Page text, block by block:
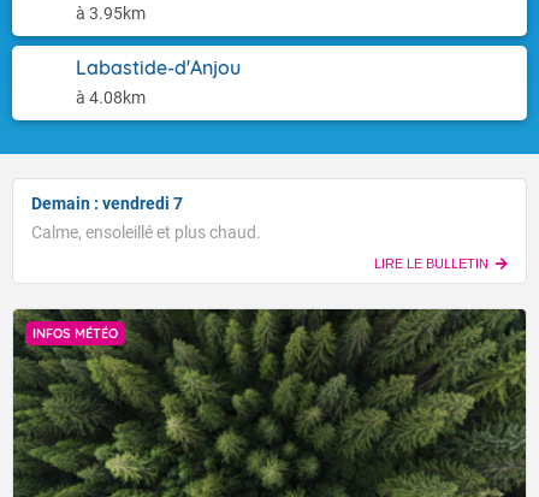
à 3.95km
Labastide-d'Anjou
à 4.08km
Demain : vendredi 7
Calme, ensoleillé et plus chaud.
LIRE LE BULLETIN
INFOS MÉTÉO